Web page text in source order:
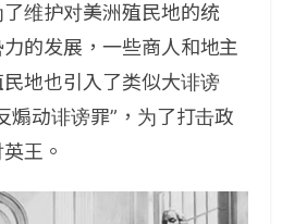
维护对美洲殖民地的统
的发展，一些商人和地主
地也引入了类似大诽谤
煽动诽谤罪”，为了打击政
王。